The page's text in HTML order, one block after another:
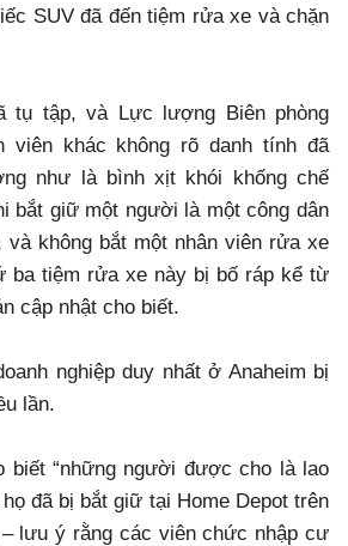
SUV đã đến tiệm rửa xe và chặn
tụ tập, và Lực lượng Biên phòng
viên khác không rõ danh tính đã
như là bình xịt khói khống chế
bắt giữ một người là một công dân
và không bắt một nhân viên rửa xe
ba tiệm rửa xe này bị bố ráp kể từ
cập nhật cho biết.
nghiệp duy nhất ở Anaheim bị
lần.
biết “những người được cho là lao
đã bị bắt giữ tại Home Depot trên
lưu ý rằng các viên chức nhập cư